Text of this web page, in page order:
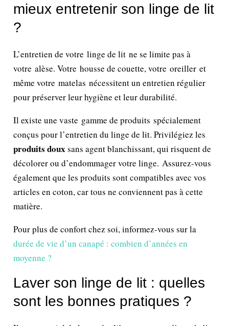
mieux entretenir son linge de lit
?
L’entretien de votre linge de lit ne se limite pas à
votre alèse. Votre housse de couette, votre oreiller et
même votre matelas nécessitent un entretien régulier
pour préserver leur hygiène et leur durabilité.
Il existe une vaste gamme de produits spécialement
conçus pour l’entretien du linge de lit. Privilégiez les
produits douxsans agent blanchissant, qui risquent de
décolorer ou d’endommager votre linge. Assurez-vous
également que les produits sont compatibles avec vos
articles en coton, car tous ne conviennent pas à cette
matière.
Pour plus de confort chez soi, informez-vous sur la
durée de vie d’un canapé : combien d’années en
moyenne ?
Laver son linge de lit : quelles
sont les bonnes pratiques ?